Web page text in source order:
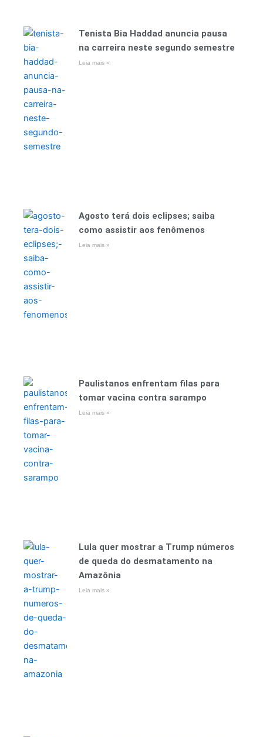
Tenista Bia Haddad anuncia pausa
na carreira neste segundo semestre
Leia mais »
Agosto terá dois eclipses; saiba
como assistir aos fenômenos
Leia mais »
Paulistanos enfrentam filas para
tomar vacina contra sarampo
Leia mais »
Lula quer mostrar a Trump números
de queda do desmatamento na
Amazônia
Leia mais »